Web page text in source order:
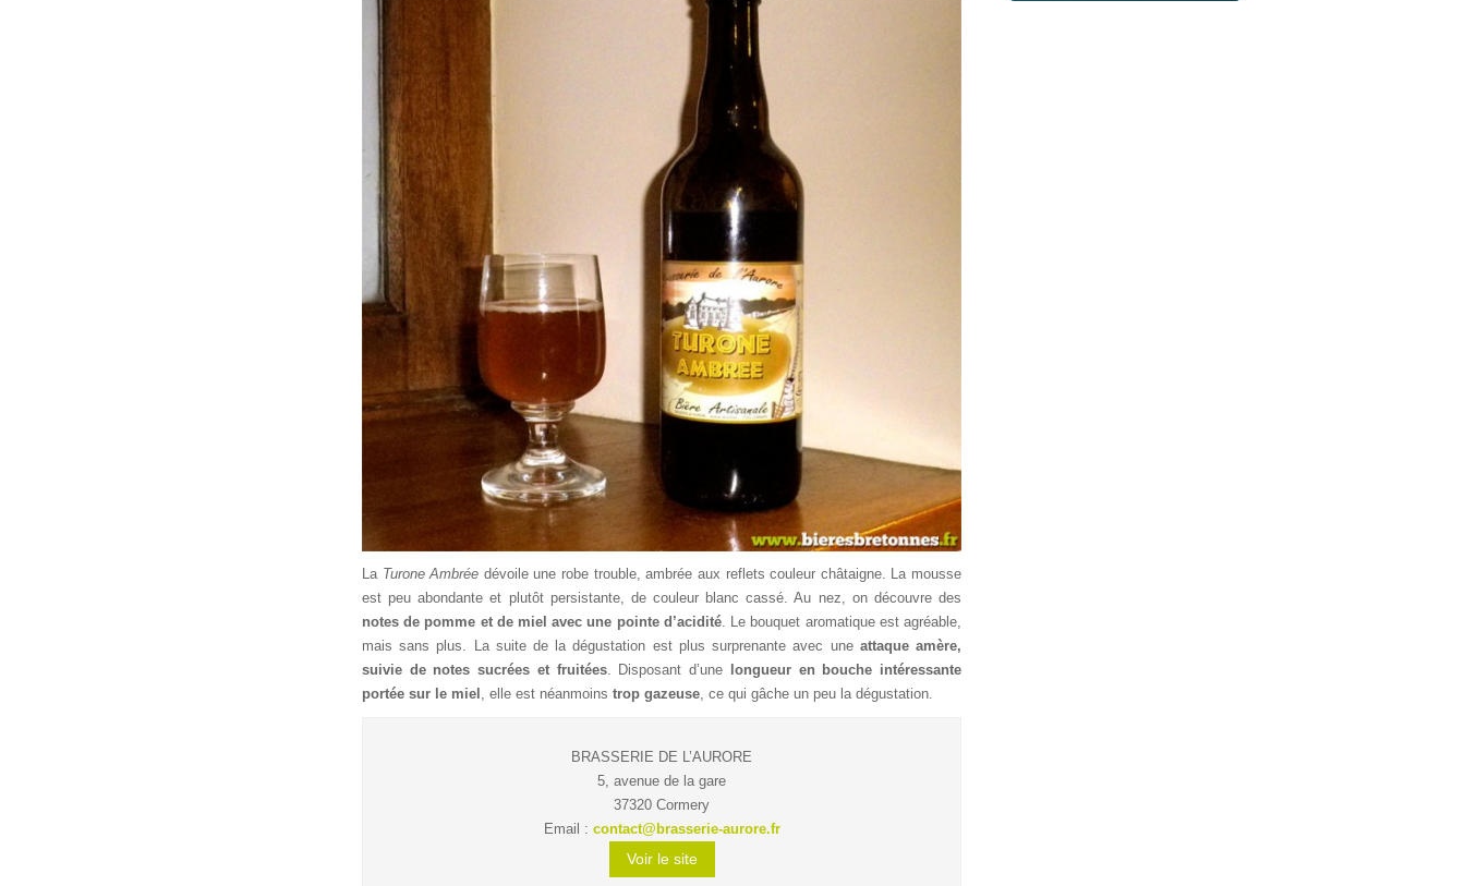
La Turone Ambrée dévoile une robe trouble, ambrée aux reflets couleur châtaigne. La mousse
est peu abondante et plutôt persistante, de couleur blanc cassé. Au nez, on découvre des
notes de pomme et de miel avec une pointe d’acidité. Le bouquet aromatique est agréable,
mais sans plus. La suite de la dégustation est plus surprenante avec une attaque amère,
suivie de notes sucrées et fruitées. Disposant d’une
longueur en bouche intéressante
portée sur le miel
, elle est néanmoins trop gazeuse , ce qui gâche un peu la dégustation.
BRASSERIE DE L’AURORE
5, avenue de la gare
37320 Cormery
Email : contact@brasserie-aurore.fr
Voir le site